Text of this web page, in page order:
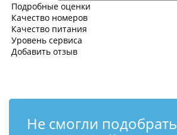
Подробные оценки
Качество номеров
Качество питания
Уровень сервиса
Добавить отзыв
Не смогли подобрать